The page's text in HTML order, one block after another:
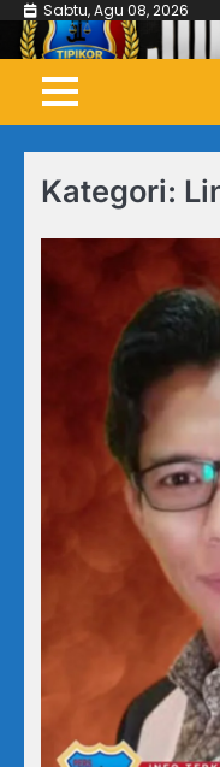
Skip
content
Sabtu, Agu 08, 2026
Kategori: